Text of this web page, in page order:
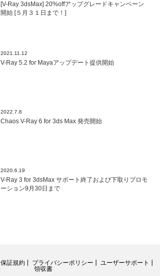
[V-Ray 3dsMax] 20%offアップグレードキャンペーン
開始 [５月３１日まで！]
2021.11.12
V-Ray 5.2 for Mayaアップデート提供開始
2022.7.8
Chaos V-Ray 6 for 3ds Max 発売開始
2020.6.19
V-Ray 3 for 3dsMax サポート終了および下取りプロモ
ーション9月30日まで
保証規約 プライバシーポリシー
ユーザーサポート
領収書